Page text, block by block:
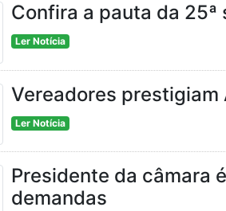
Confira a pauta da 25ª
Ler Notícia
Vereadores prestigiam
Ler Notícia
Presidente da câmara
demandas